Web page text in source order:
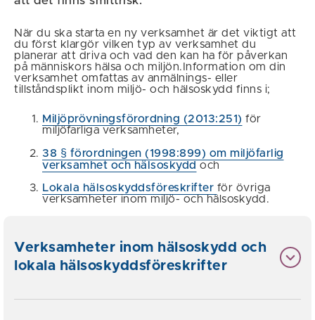
När du ska starta en ny verksamhet är det viktigt att
du först klargör vilken typ av verksamhet du
planerar att driva och vad den kan ha för påverkan
på människors hälsa och miljön.Information om din
verksamhet omfattas av anmälnings- eller
tillståndsplikt inom miljö- och hälsoskydd finns i;
Miljöprövningsförordning (2013:251) för
miljöfarliga verksamheter,
38 § förordningen (1998:899) om miljöfarlig
verksamhet och hälsoskydd och
Lokala hälsoskyddsföreskrifter för övriga
verksamheter inom miljö- och hälsoskydd.
Verksamheter inom hälsoskydd och
lokala hälsoskyddsföreskrifter